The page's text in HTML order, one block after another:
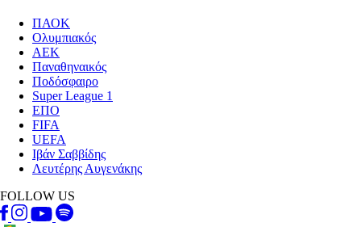
ΠΑΟΚ
Ολυμπιακός
ΑΕΚ
Παναθηναικός
Ποδόσφαιρο
Super League 1
ΕΠΟ
FIFA
UEFA
Ιβάν Σαββίδης
Λευτέρης Αυγενάκης
FOLLOW US